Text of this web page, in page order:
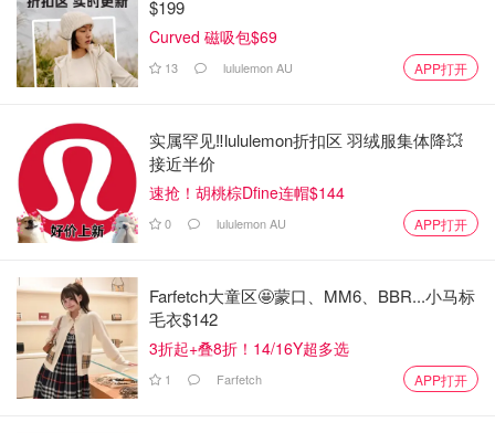
地。天猫“淘小蜜”回复称：“考虑到海外商家对自身信息保
护，避免品牌被模仿，不要求提供授权书或品牌证明”；抖
音“哆来咪”智能客服则表示，“商家可能因数据安全暂不对外
提供”。记者未能从平台获得生产地或生产者信息。
$199
Curved 磁吸包$69
13 lululemon AU APP打开
实属罕见‼️lululemon折扣区 羽绒服集体降💥
接近半价
速抢！胡桃棕Dfine连帽$144
0 lululemon AU APP打开
Farfetch大童区🤩蒙口、MM6、BBR...小马标
毛衣$142
3折起+叠8折！14/16Y超多选
1 Farfetch APP打开